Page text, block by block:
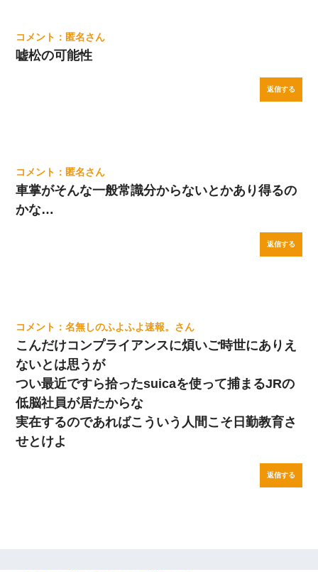
匿名
嘘松の可能性
返信する
匿名
車掌がそんな一般常識分からないとかあり得るの
かな…
返信する
名無しのふよふよ速報。
こんだけコンプライアンスに煩いご時世にありえ
ないとは思うが
つい最近ですら拾ったsuicaを使って捕まるJRの
低脳社員が居たからな
実在するのであればこういう人間こそ日勤教育さ
せとけよ
返信する